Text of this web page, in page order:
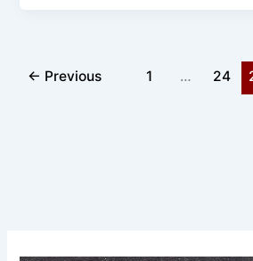
← Previous 1 … 24